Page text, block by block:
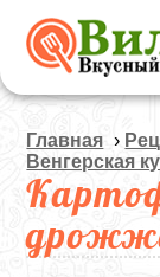
Главная ›
Венгерская